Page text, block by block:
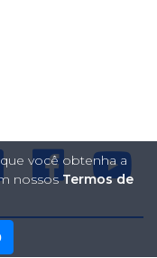
você obtenha a
nossosTermos de